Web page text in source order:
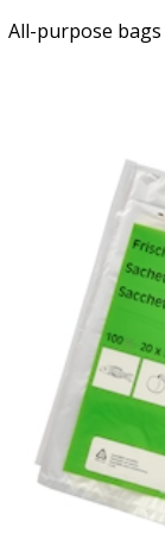
All-purpose bags